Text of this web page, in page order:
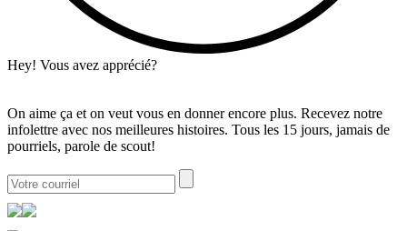
Hey! Vous avez apprécié?
On aime ça et on veut vous en donner encore plus. Recevez notre
infolettre avec nos meilleures histoires. Tous les 15 jours, jamais de
pourriels, parole de scout!